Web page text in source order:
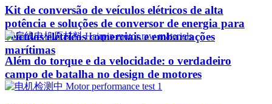
Kit de conversão de veículos elétricos de alta
potência e soluções de conversor de energia para
veículos elétricos comerciais e embarcações
marítimas
Além do torque e da velocidade: o verdadeiro
campo de batalha no design de motores